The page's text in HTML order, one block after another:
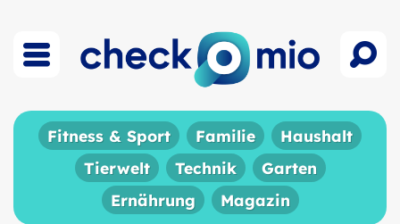
Fitness & Sport Familie
Haushalt
Tierwelt
Technik
Garten
Ernährung
Magazin